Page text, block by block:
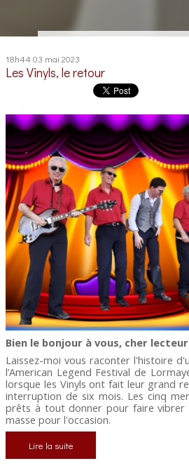
18h44 03 mai 2023
Les Vinyls, le retour
Bien le bonjour à vous, cher
Laissez-moi vous raconter l'histoire
l’American Legend Festival de
lorsque les Vinyls ont fait leur grand
interruption de six mois. Les cinq
prêts à tout donner pour faire vibrer
masse pour l'occasion.
Lire la suite